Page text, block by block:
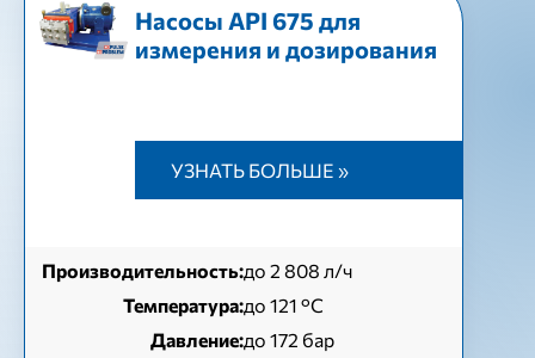
Насосы API 675 для
измерения и дозирования
УЗНАТЬ БОЛЬШЕ »
Производительность:до 2 808 л/ч
Температура:до 121 °С
Давление:до 172 бар